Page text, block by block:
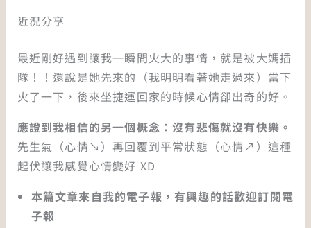
近況分享
最近剛好遇到讓我一瞬間火大的事情，就是被大媽插
隊！！還說是她先來的（我明明看著她走過來）當下
火了一下，後來坐捷運回家的時候心情卻出奇的好。
應證到我相信的另一個概念：沒有悲傷就沒有快樂。
先生氣（心情↘）再回覆到平常狀態（心情↗）這種
起伏讓我感覺心情變好 XD
本篇文章來自我的電子報，有興趣的話歡迎訂閱電
子報